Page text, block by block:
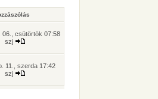
06., csütörtök 07:58
szj
11., szerda 17:42
szj